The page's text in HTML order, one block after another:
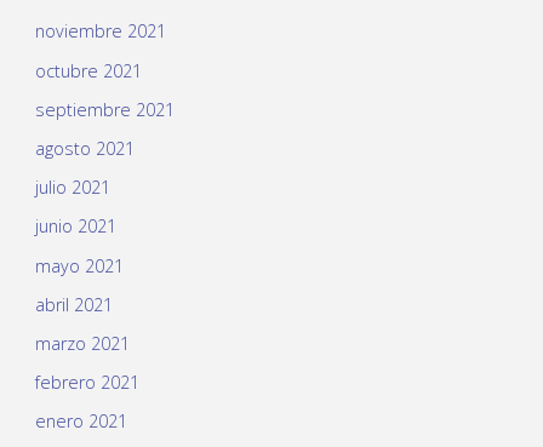
noviembre 2021
octubre 2021
septiembre 2021
agosto 2021
julio 2021
junio 2021
mayo 2021
abril 2021
marzo 2021
febrero 2021
enero 2021